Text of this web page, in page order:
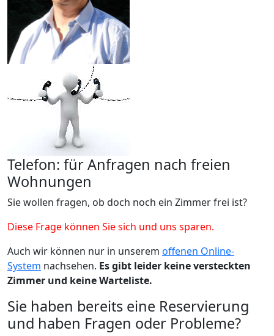
Telefon: für Anfragen nach freien
Wohnungen
Sie wollen fragen, ob doch noch ein Zimmer frei ist?
Diese Frage können Sie sich und uns sparen.
Auch wir können nur in unserem offenen Online-
System nachsehen. Es gibt leider keine versteckten
Zimmer und keine Warteliste.
Sie haben bereits eine Reservierung
und haben Fragen oder Probleme?